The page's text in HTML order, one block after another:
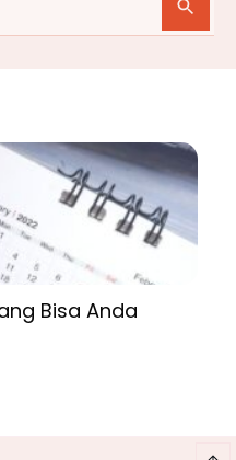
Bisa Anda